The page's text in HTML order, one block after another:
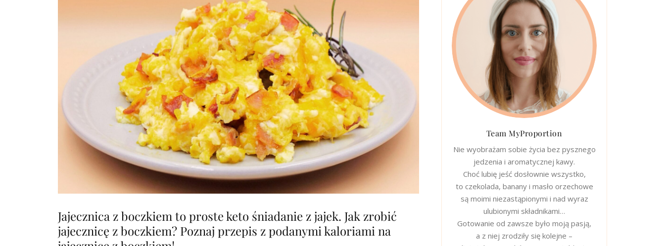
Jajecznica z boczkiem to proste keto śniadanie z jajek. Jak zrobić
jajecznicę z boczkiem? Poznaj przepis z podanymi kaloriami na
Team MyProportion
Nie wyobrażam sobie życia bez pysznego
jedzenia i aromatycznej kawy.
Choć lubię jeść dosłownie wszystko,
to czekolada, banany i masło orzechowe
są moimi niezastąpionymi i nad wyraz
ulubionymi składnikami…
Gotowanie od zawsze było moją pasją,
a z niej zrodziły się kolejne –